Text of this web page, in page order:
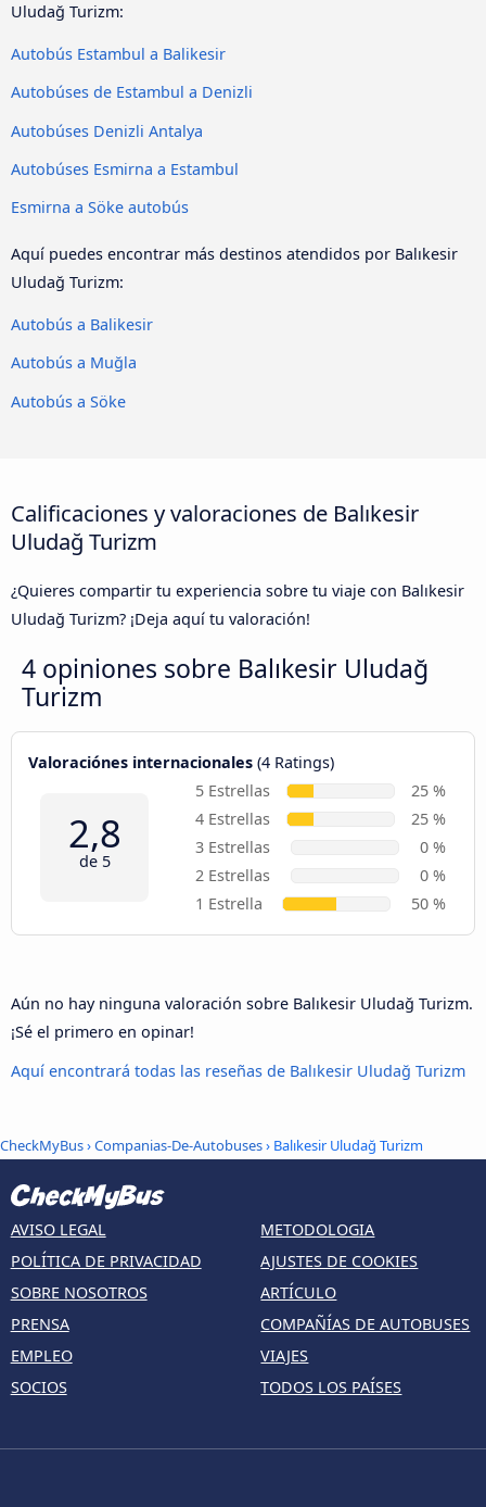
Uludağ Turizm:
Autobús Estambul a Balikesir
Autobúses de Estambul a Denizli
Autobúses Denizli Antalya
Autobúses Esmirna a Estambul
Esmirna a Söke autobús
Aquí puedes encontrar más destinos atendidos por Balıkesir
Uludağ Turizm:
Autobús a Balikesir
Autobús a Muğla
Autobús a Söke
Calificaciones y valoraciones de Balıkesir
Uludağ Turizm
¿Quieres compartir tu experiencia sobre tu viaje con Balıkesir
Uludağ Turizm? ¡Deja aquí tu valoración!
4 opiniones sobre Balıkesir Uludağ
Turizm
Valoraciónes internacionales (4 Ratings)
2,8
de 5
5 Estrellas
25 %
4 Estrellas
25 %
3 Estrellas
0 %
2 Estrellas
0 %
1 Estrella
50 %
Aún no hay ninguna valoración sobre Balıkesir Uludağ Turizm.
¡Sé el primero en opinar!
Aquí encontrará todas las reseñas de Balıkesir Uludağ Turizm
CheckMyBus›Companias-De-Autobuses› Balıkesir Uludağ Turizm
AVISO LEGAL
POLÍTICA DE PRIVACIDAD
SOBRE NOSOTROS
PRENSA
EMPLEO
SOCIOS
METODOLOGIA
AJUSTES DE COOKIES
ARTÍCULO
COMPAÑÍAS DE AUTOBUSES
VIAJES
TODOS LOS PAÍSES